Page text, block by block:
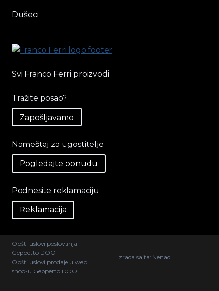
Dušeci
Svi Franco Ferri proizvodi
Tražite posao?
Zapošljavamo
Nameštaj za ugostitelje
Pogledajte ponudu
Podnesite reklamaciju
Reklamacija
Opšti uslovi poslovanja
Geppetto DOO
Opšti uslovi prodaje u web
shop-u Geppetto DOO
Izrada sajta: Nenad